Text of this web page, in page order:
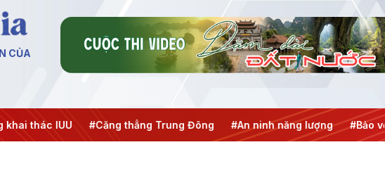
CỦA
thác IUU #Căng thẳng Trung Đông #An ninh năng lượng #Bảo vệ